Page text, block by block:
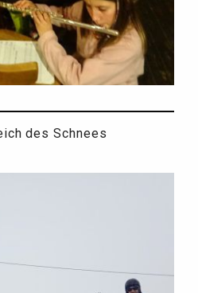
des Schnees